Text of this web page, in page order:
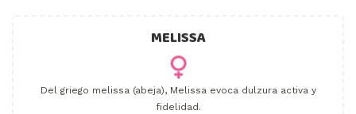
MELISSA
Del griego melissa (abeja), Melissa evoca dulzura activa y
fidelidad.